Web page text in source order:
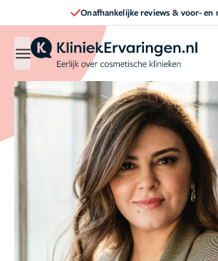
Direct een afspraak maken